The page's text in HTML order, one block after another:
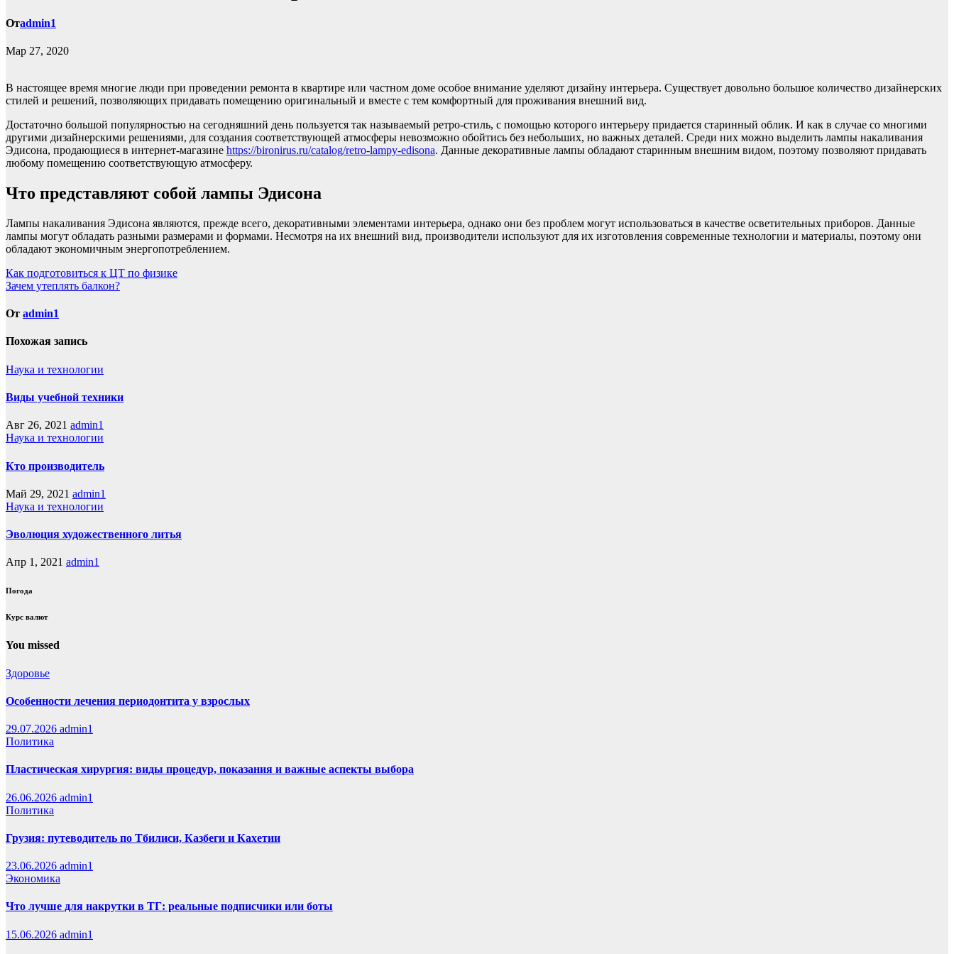
Отadmin1
Мар 27, 2020
В настоящее время многие люди при проведении ремонта в квартире или частном доме особое внимание уделяют дизайну интерьера. Существует довольно большое количество дизайнерских
стилей и решений, позволяющих придавать помещению оригинальный и вместе с тем комфортный для проживания внешний вид.
Достаточно большой популярностью на сегодняшний день пользуется так называемый ретро-стиль, с помощью которого интерьеру придается старинный облик. И как в случае со многими
другими дизайнерскими решениями, для создания соответствующей атмосферы невозможно обойтись без небольших, но важных деталей. Среди них можно выделить лампы накаливания
Эдисона, продающиеся в интернет-магазине https://bironirus.ru/catalog/retro-lampy-edisona. Данные декоративные лампы обладают старинным внешним видом, поэтому позволяют придавать
любому помещению соответствующую атмосферу.
Что представляют собой лампы Эдисона
Лампы накаливания Эдисона являются, прежде всего, декоративными элементами интерьера, однако они без проблем могут использоваться в качестве осветительных приборов. Данные
лампы могут обладать разными размерами и формами. Несмотря на их внешний вид, производители используют для их изготовления современные технологии и материалы, поэтому они
обладают экономичным энергопотреблением.
Навигация
по
записям
Как подготовиться к ЦТ по физике
Зачем утеплять балкон?
От admin1
Похожая запись
Наука и технологии
Виды учебной техники
Авг 26, 2021 admin1
Наука и технологии
Кто производитель
Май 29, 2021 admin1
Наука и технологии
Эволюция художественного литья
Апр 1, 2021 admin1
Погода
Курс валют
You missed
Здоровье
Особенности лечения периодонтита у взрослых
29.07.2026 admin1
Политика
Пластическая хирургия: виды процедур, показания и важные аспекты выбора
26.06.2026 admin1
Политика
Грузия: путеводитель по Тбилиси, Казбеги и Кахетии
23.06.2026 admin1
Экономика
Что лучше для накрутки в ТГ: реальные подписчики или боты
15.06.2026 admin1